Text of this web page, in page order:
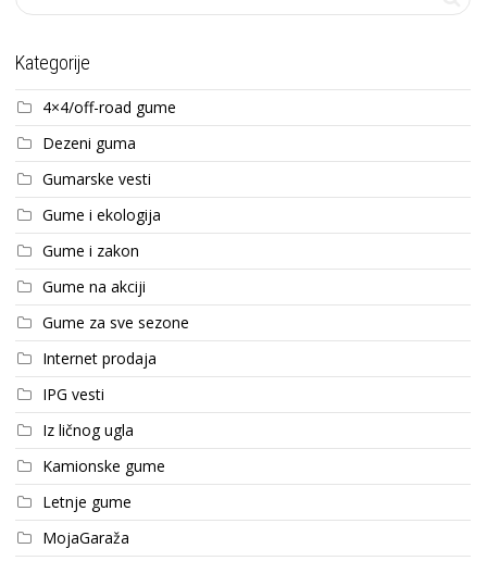
Kategorije
4×4/off-road gume
Dezeni guma
Gumarske vesti
Gume i ekologija
Gume i zakon
Gume na akciji
Gume za sve sezone
Internet prodaja
IPG vesti
Iz ličnog ugla
Kamionske gume
Letnje gume
MojaGaraža